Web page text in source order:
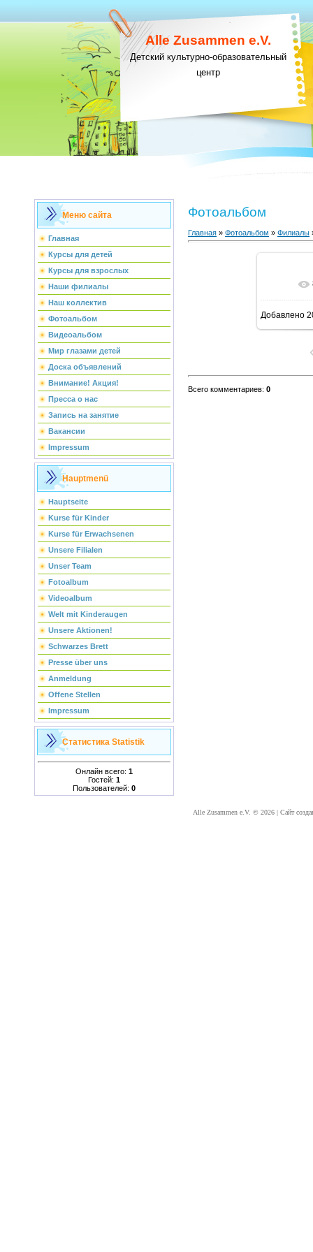
Alle Zusammen e.V.
Детский культурно-образовательный
центр
Меню сайта
Главная
Курсы для детей
Курсы для взрослых
Наши филиалы
Наш коллектив
Фотоальбом
Видеоальбом
Мир глазами детей
Доска объявлений
Внимание! Акция!
Пресса о нас
Запись на занятие
Вакансии
Impressum
Hauptmenü
Hauptseite
Kurse für Kinder
Kurse für Erwachsenen
Unsere Filialen
Unser Team
Fotoalbum
Videoalbum
Welt mit Kinderaugen
Unsere Aktionen!
Schwarzes Brett
Presse über uns
Anmeldung
Offene Stellen
Impressum
Статистика Statistik
Онлайн всего: 1
Гостей: 1
Пользователей: 0
Фотоальбом
Главная » Фотоальбом » Филиалы
В
Добавлено
Всего комментариев: 0
Alle Zusammen e.V. © 2026 | Сайт